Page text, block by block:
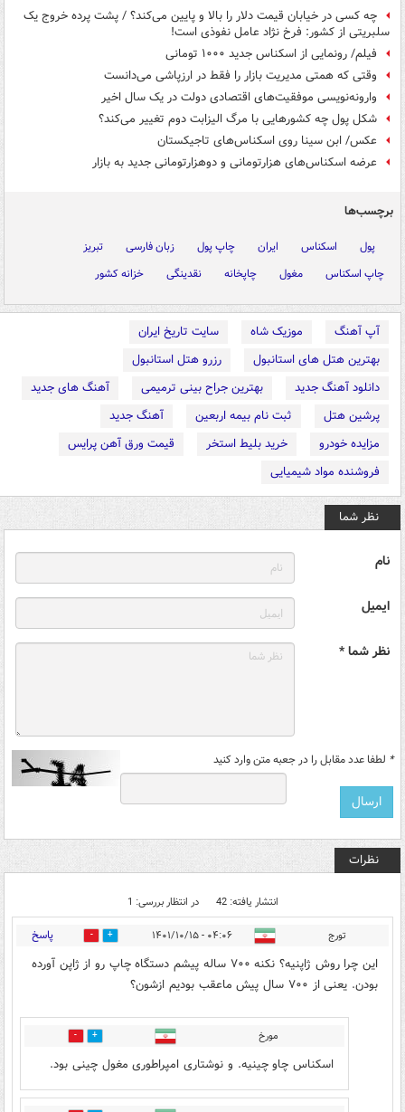
چه کسی در خیابان قیمت دلار را بالا و پایین می‌کند؟ / پشت پرده خروج یک
سلبریتی از کشور: فرخ نژاد عامل نفوذی است!
فیلم/ رونمایی از اسکناس جدید ۱۰۰۰ تومانی
وقتی که همتی مدیریت بازار را فقط در ارزپاشی می‌دانست
وارونه‌نویسی موفقیت‌های اقتصادی دولت در یک سال اخیر
شکل پول چه کشورهایی با مرگ الیزابت دوم تغییر می‌کند؟
عکس/ ابن سینا روی اسکناس‌های تاجیکستان
عرضه اسکناس‌های هزارتومانی و دوهزارتومانی جدید به بازار
برچسب‌ها
پول اسکناس ایران چاپ پول زبان فارسی
تبریز
چاپ اسکناس
مغول چاپخانه نقدینگی خزانه کشور
آپ آهنگ موزیک شاه
سایت تاریخ ایران
بهترین هتل های استانبول
رزرو هتل استانبول
دانلود آهنگ جدید
بهترین جراح بینی ترمیمی
آهنگ های جدید
پرشین هتل
ثبت نام بیمه اربعین
آهنگ جدید
مزایده خودرو
خرید بلیط استخر
قیمت ورق آهن پرایس
فروشنده مواد شیمیایی
نظر شما
نام
ایمیل
نظر شما *
* لطفا عدد مقابل را در جعبه متن وارد کنید
نظرات
انتشار یافته: 42 در انتظار بررسی: 1
تورج ۰۴:۰۶ - ۱۴۰۱/۱۰/۱۵ 4 پاسخ
این چرا روش ژاپنیه؟ نکنه ۷۰۰ ساله پیشم دستگاه چاپ رو از ژاپن آورده
بودن. یعنی از ۷۰۰ سال پیش ماعقب بودیم ازشون؟
مورخ 0
اسکناس چاو چینیه. و نوشتاری امپراطوری مغول چینی بود.